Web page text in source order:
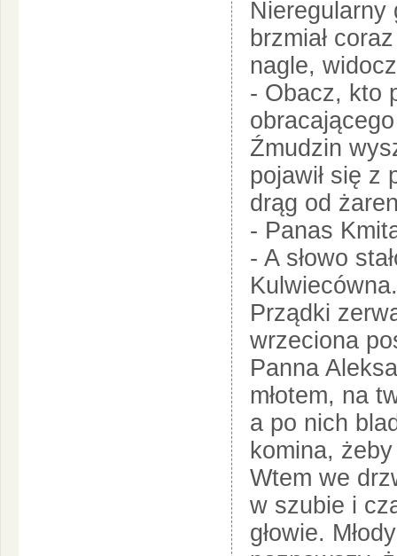
Nieregularny
brzmiał
nagle,
- Obacz, kto
Źmudzin
pojawił się z
drąg od
- Panas
- A słowo
Kulwiecówna.
Prządki
wrzeciona
Panna
młotem, na
a po nich
komina,
Wtem we
w szubie i
głowie.